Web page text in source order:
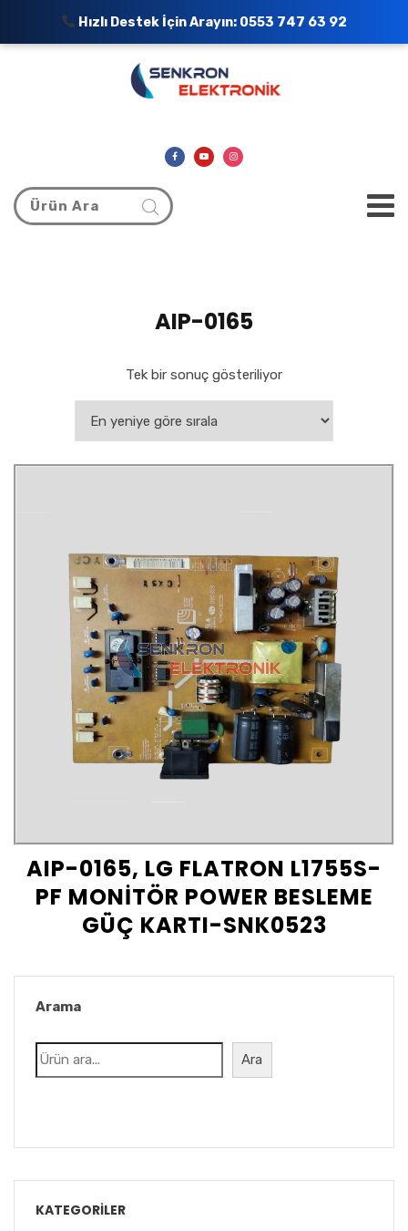
AIP-0165
Tek bir sonuç gösteriliyor
AIP-0165, LG FLATRON L1755S-
PF MONİTÖR POWER BESLEME
GÜÇ KARTI-SNK0523
Arama
Ara
KATEGORILER
Hızlı Destek İçin Arayın: 0553 747 63 92